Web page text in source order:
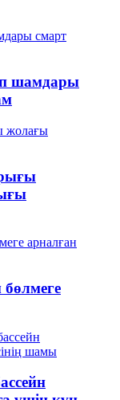
шамдары